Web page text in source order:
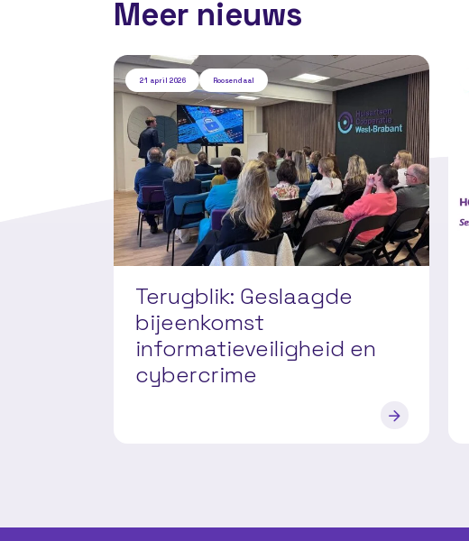
Meer nieuws
21 april 2026 Roosendaal
Terugblik: Geslaagde
bijeenkomst
informatieveiligheid en
cybercrime